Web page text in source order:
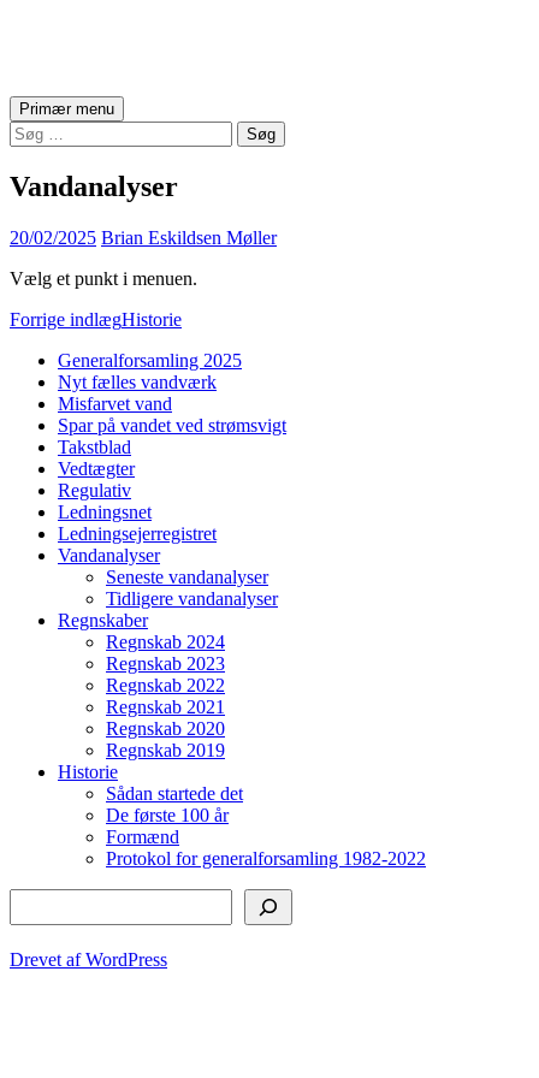
SøgPrimær menu Hop
til
indhold
Søg
efter:
Vandanalyser
20/02/2025 Brian Eskildsen Møller
Vælg et punkt i menuen.
Indlægsnavigation
Forrige indlægHistorie
Generalforsamling 2025
Nyt fælles vandværk
Misfarvet vand
Spar på vandet ved strømsvigt
Takstblad
Vedtægter
Regulativ
Ledningsnet
Ledningsejerregistret
Vandanalyser
Seneste vandanalyser
Tidligere vandanalyser
Regnskaber
Regnskab 2024
Regnskab 2023
Regnskab 2022
Regnskab 2021
Regnskab 2020
Regnskab 2019
Historie
Sådan startede det
De første 100 år
Formænd
Protokol for generalforsamling 1982-2022
Drevet af WordPress